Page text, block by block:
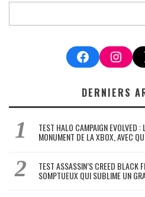
Facebook
DERNIERS
TEST HALO CAMPAIGN EVOLVED :
MONUMENT DE LA XBOX, AVEC
TEST ASSASSIN’S CREED BLACK
SOMPTUEUX QUI SUBLIME UN